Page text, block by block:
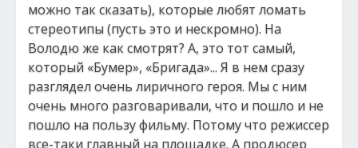
можно так сказать), которые любят ломать
стереотипы (пусть это и нескромно). На
Володю же как смотрят? А, это тот самый,
который «Бумер», «Бригада»... Я в нем сразу
разглядел очень лиричного героя. Мы с ним
очень много разговаривали, что и пошло и не
пошло на пользу фильму. Потому что режиссер
все-таки главный на площадке. А продюсер